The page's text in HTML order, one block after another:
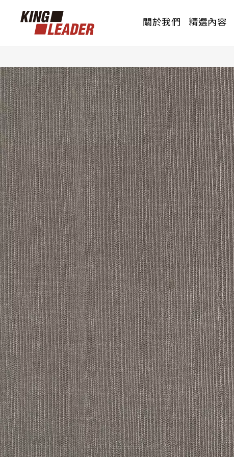
關於我們 精選內容
PRODUCTS
花色總覽
威佐透過所代理的產品，透過產品結的相關
品項搭配，使產品發揮最大效益的呈現。
OUR BRAND
品牌介紹
威佐透過所代理的產品，透過產品結的相關
品項搭配，使產品發揮最大效益的呈現。
CERTIFICATION
認證測報
威佐透過所代理的產品，透過產品結的相關
品項搭配，使產品發揮最大效益的呈現。